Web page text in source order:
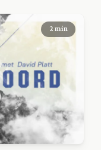
2 min